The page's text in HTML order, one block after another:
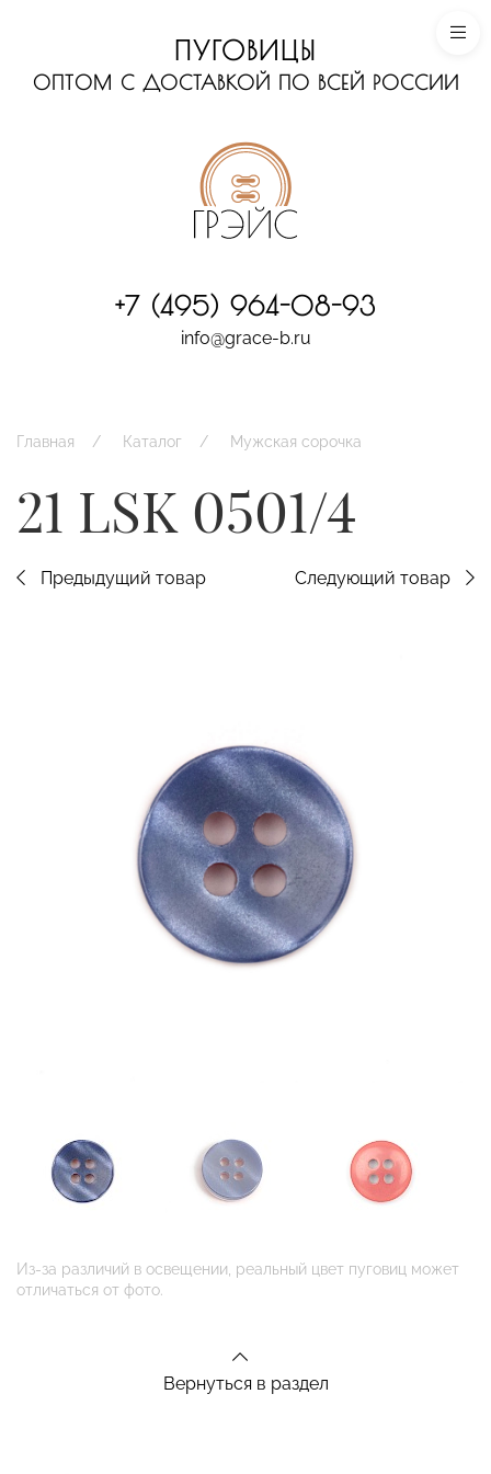
ПУГОВИЦЫ
ОПТОМ С ДОСТАВКОЙ ПО ВСЕЙ РОССИИ
+7 (495) 964-08-93
info@grace-b.ru
Главная Каталог Мужская сорочка
21 LSK 0501/4
Предыдущий товар Следующий товар
Из-за различий в освещении, реальный цвет пуговиц может
отличаться от фото.
Вернуться в раздел